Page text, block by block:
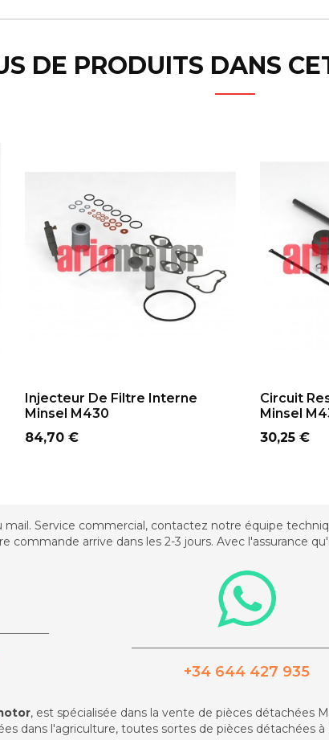
DE PRODUITS DANS
Injecteur De Filtre Interne
Minsel M430
Prix
84,70 €
Circuit
Minsel
Prix
30,25 €
mail. Service commercial, contactez notre équipe
commande arrive dans les 2-3 jours. Avec l'assurance
+34 644 427 935
, est spécialisée dans la vente de pièces détachées
dans l'agriculture, toutes sortes de pièces détachées